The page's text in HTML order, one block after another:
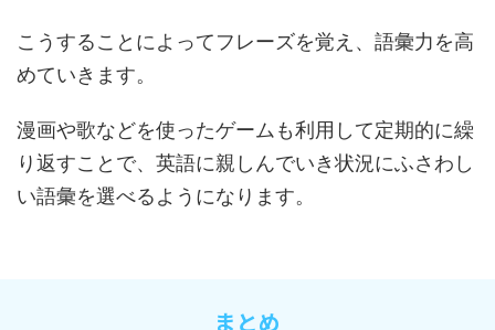
こうすることによってフレーズを覚え、語彙力を高
めていきます。
漫画や歌などを使ったゲームも利用して定期的に繰
り返すことで、英語に親しんでいき状況にふさわし
い語彙を選べるようになります。
まとめ